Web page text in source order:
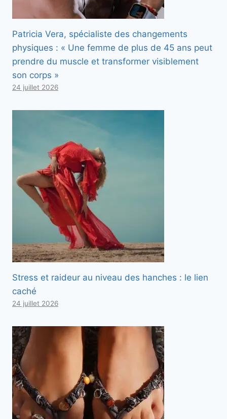
Patricia Vera, spécialiste des changements
physiques : « Une femme de plus de 45 ans peut
prendre du muscle et transformer visiblement
son corps »
24 juillet 2026
Stress et raideur au niveau des hanches : le lien
caché
24 juillet 2026